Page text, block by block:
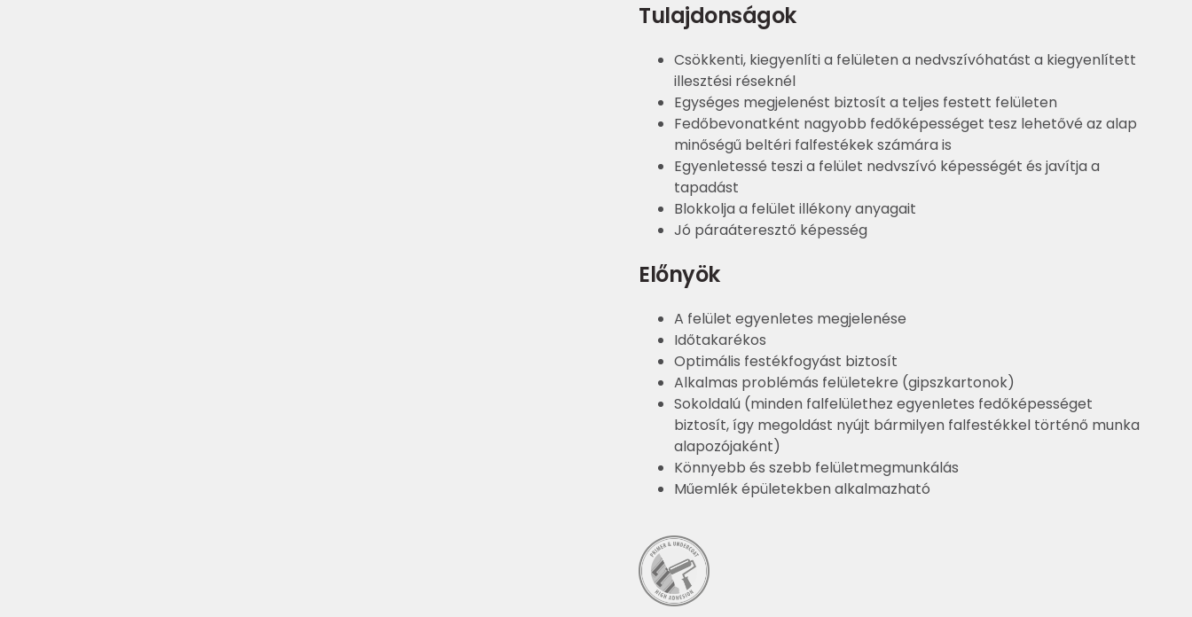
Tulajdonságok
Csökkenti, kiegyenlíti a felületen a nedvszívóhatást a kiegyenlített
illesztési réseknél
Egységes megjelenést biztosít a teljes festett felületen
Fedőbevonatként nagyobb fedőképességet tesz lehetővé az alap
minőségű beltéri falfestékek számára is
Egyenletessé teszi a felület nedvszívó képességét és javítja a
tapadást
Blokkolja a felület illékony anyagait
Jó páraáteresztő képesség
Előnyök
A felület egyenletes megjelenése
Időtakarékos
Optimális festékfogyást biztosít
Alkalmas problémás felületekre (gipszkartonok)
Sokoldalú (minden falfelülethez egyenletes fedőképességet
biztosít, így megoldást nyújt bármilyen falfestékkel történő munka
alapozójaként)
Könnyebb és szebb felületmegmunkálás
Műemlék épületekben alkalmazható